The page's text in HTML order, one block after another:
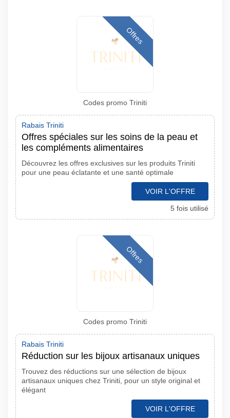
Offres
Codes promo Triniti
Rabais Triniti
Offres spéciales sur les soins de la peau et
les compléments alimentaires
Découvrez les offres exclusives sur les produits Triniti
pour une peau éclatante et une santé optimale
VOIR L'OFFRE
5 fois utilisé
Offres
Codes promo Triniti
Rabais Triniti
Réduction sur les bijoux artisanaux uniques
Trouvez des réductions sur une sélection de bijoux
artisanaux uniques chez Triniti, pour un style original et
élégant
VOIR L'OFFRE